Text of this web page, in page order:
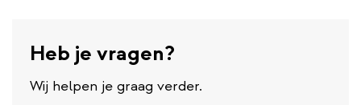
Heb je vragen?
Wij helpen je graag verder.